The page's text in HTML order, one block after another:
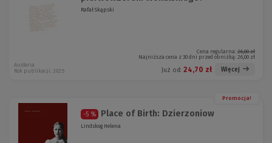
Rafał Skąpski
Cena regularna: 26,00 zł
Najniższa cena z 30 dni przed obniżką: 26,00 zł
Już od: 24,70 zł Więcej
Austeria
Rok publikacji: 2025
Promocja!
-5 % Place of Birth: Dzierzoniow
Lindskog Helena